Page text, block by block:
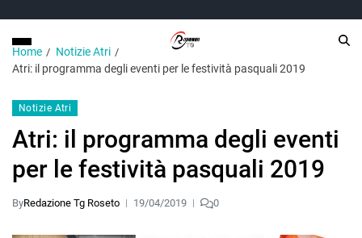
Home
Notizie Atri
Atri: il programma degli eventi per le festività pasquali 2019
Notizie Atri
Atri: il programma degli eventi
per le festività pasquali 2019
ByRedazione Tg Roseto 19/04/2019 0